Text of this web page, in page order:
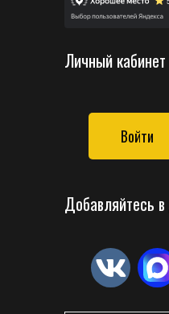
Личный
Войти
Добавляйтесь